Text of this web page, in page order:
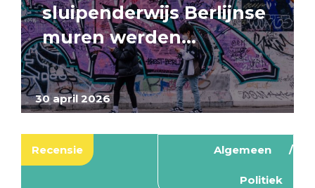
30 april 2026
sluipenderwijs Berlijnse
muren werden…
Recensie Algemeen
Politiek